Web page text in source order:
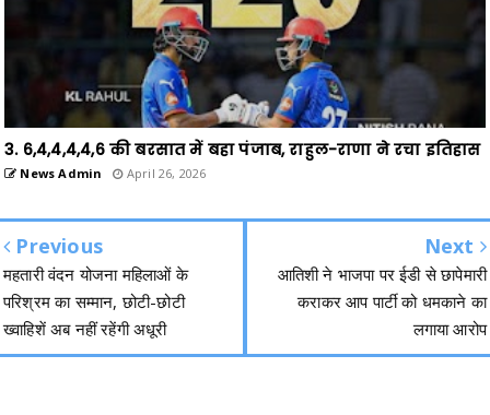
3. 6,4,4,4,4,6 की बरसात में बहा पंजाब, राहुल-राणा ने रचा इतिहास
News Admin April 26, 2026
Previous
महतारी वंदन योजना महिलाओं के
परिश्रम का सम्मान, छोटी-छोटी
ख्वाहिशें अब नहीं रहेंगी अधूरी
Next
आतिशी ने भाजपा पर ईडी से छापेमारी
कराकर आप पार्टी को धमकाने का
लगाया आरोप